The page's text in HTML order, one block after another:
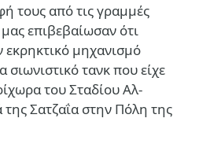
τους από τις γραμμές
επιβεβαίωσαν ότι
μηχανισμό
τανκ που είχε
του Σταδίου Αλ-
της Σατζαΐα στην Πόλη της